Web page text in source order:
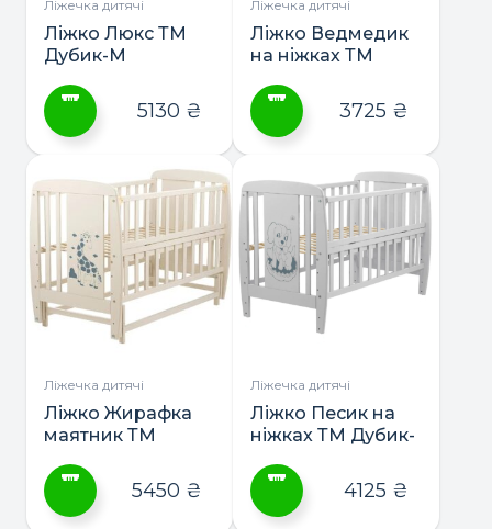
сторінці
товару
сторінці
товару
Ліжечка дитячі
Ліжко Люкс ТМ
Дубик-М
має
кілька
варіантів.
Параметри
можна
вибрати
сторінці
товару
5130 ₴
Ліжечка дитячі
Ліжко Ведмедик
на ніжках ТМ
має
кілька
варіантів.
Параметри
можна
вибрати
сторінці
товару
3725 ₴
Ліжечка дитячі
Ліжко Жирафка
маятник ТМ
5450 ₴
Ліжечка дитячі
Ліжко Песик на
ніжках ТМ Дубик-
4125 ₴